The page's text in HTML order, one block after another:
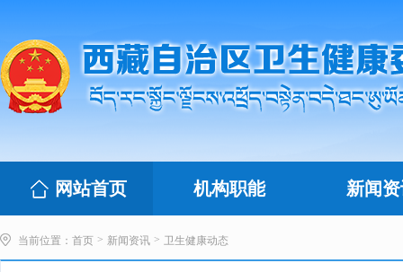
网站首页 机构职能 新闻
当前位置： 首页 > 新闻资讯 > 卫生健康动态